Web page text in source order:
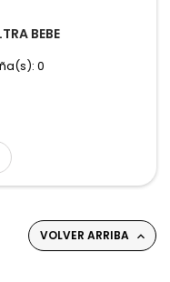
BEBE
0
VOLVER ARRIBA 